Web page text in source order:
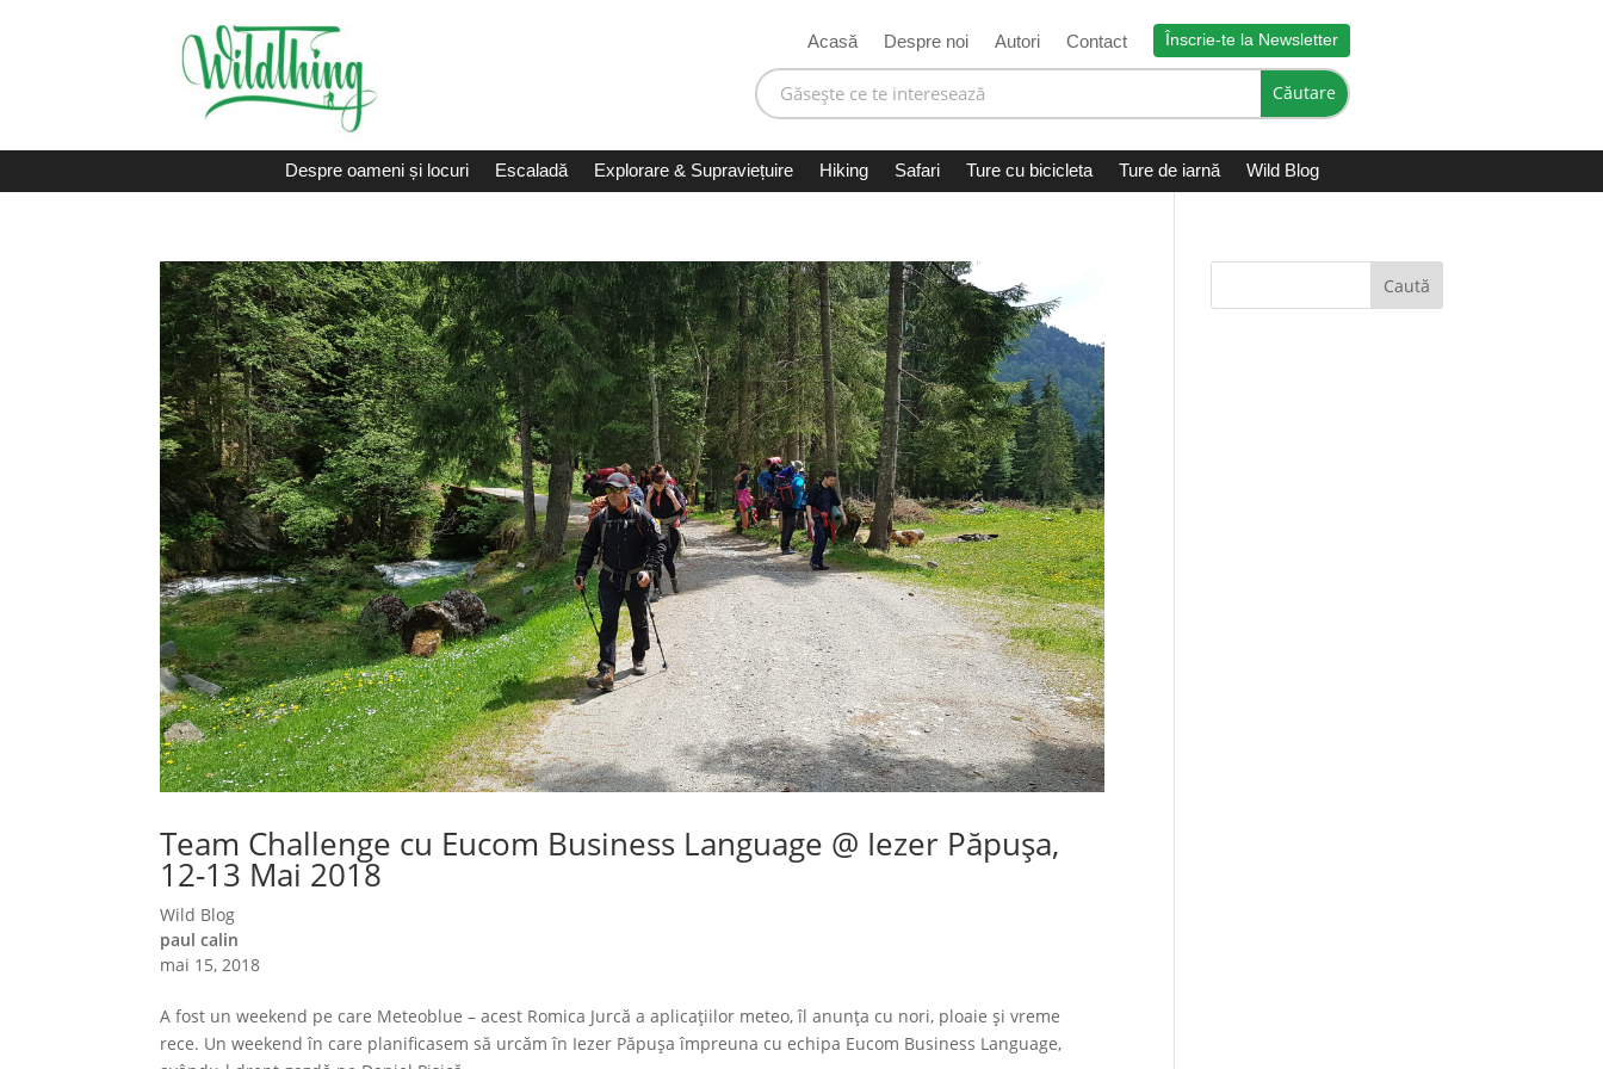
Acasă Despre noi Autori Contact Înscrie-te la Newsletter
Despre oameni și locuri Escaladă Explorare & Supraviețuire Hiking Safari Ture cu bicicleta Ture de iarnă Wild Blog
Team Challenge cu Eucom Business Language @ Iezer Păpușa,
12-13 Mai 2018
paul calin
mai 15, 2018
Wild Blog
A fost un weekend pe care Meteoblue – acest Romica Jurcă a aplicațiilor meteo, îl anunța cu nori, ploaie și vreme
rece. Un weekend în care planificasem să urcăm în Iezer Păpușa împreuna cu echipa Eucom Business Language,
Caută